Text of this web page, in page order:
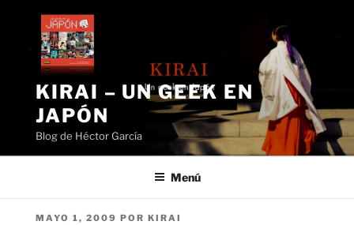
contenido
KIRAI – UN GEEK EN
JAPÓN
Blog de Héctor García
Menú
PUBLICADO
MAYO 1, 2009 POR KIRAI